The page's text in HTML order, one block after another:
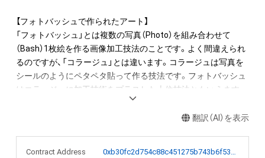
【フォトバッシュで作られたアート】
「フォトバッシュ」とは複数の写真（Photo）を組み合わせて
（Bash）1枚絵を作る画像加工技法のことです。よく間違えられ
るのですが、「コラージュ」とは違います。コラージュは写真を
シールのようにペタペタ貼って作る技法です。フォトバッシュ
はコラージュに加工技術をプラスした上位技法ともいえます。
フォトバッシュアートは写真を素材として使っているので、作
品に描かれた生物や物質は想像ではなく、実際にこの世に存在
翻訳（AI）を表示
Contract Address
0xb30fc2d754c88c451275b743b6f530f19f643683